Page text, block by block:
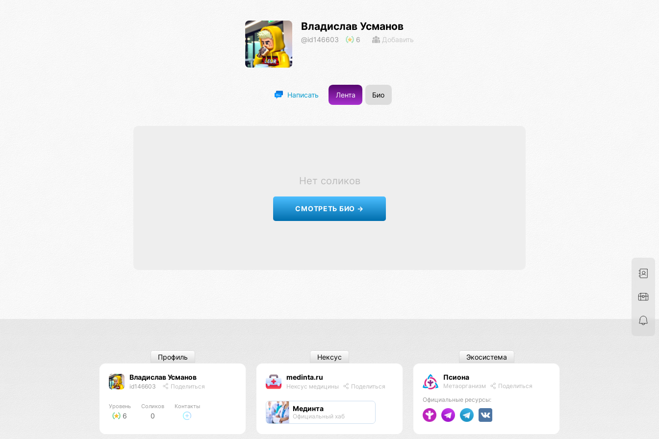
Владислав Усманов
@id146603 6 Добавить
Написать Лента Био
Нет соликов
СМОТРЕТЬ БИО →
Владислав Усманов
id146603 Поделиться
Уровень
6
Соликов
0
Контакты
Профиль
medinta.ru
Нексус медицины Поделиться
Мединта
Официальный хаб
Нексус
Псиона
Метаорганизм
Поделиться
Официальные ресурсы:
Экосистема